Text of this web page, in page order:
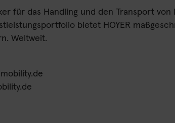
für das Handling und den Transport
bietet HOYER
Weltweit.